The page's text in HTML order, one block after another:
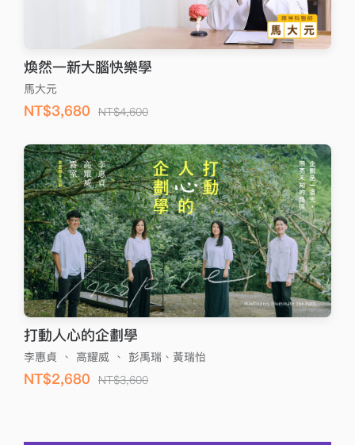
煥然一新大腦快樂學
馬大元
NT$3,680 NT$4,600
打動人心的企劃學
李惠貞 、 高耀威 、 彭禹瑞、黃瑞怡
NT$2,680 NT$3,600